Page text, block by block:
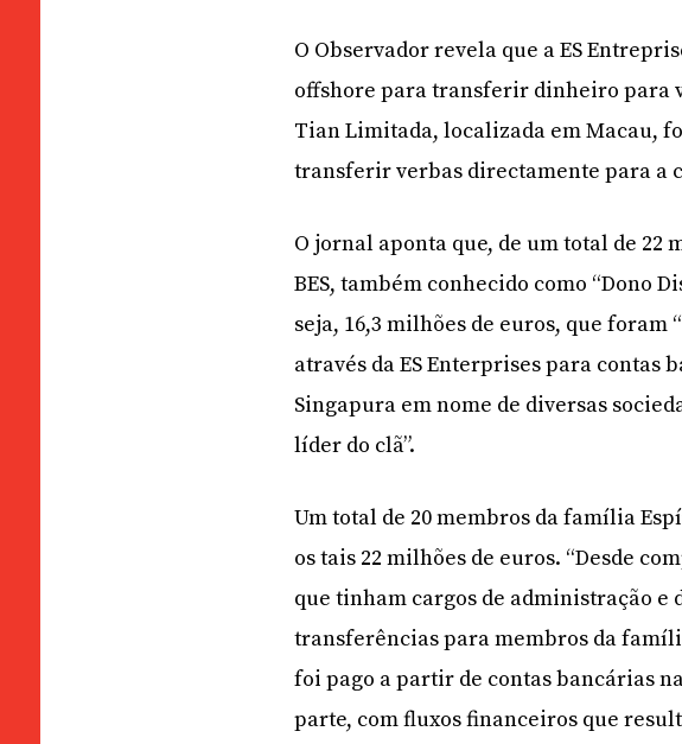
O Observador revela que a ES
offshore para transferir dinheiro para
Tian Limitada, localizada em Macau,
transferir verbas directamente para a
O jornal aponta que, de um total de 22
BES, também conhecido como “Dono
seja, 16,3 milhões de euros, que
através da ES Enterprises para contas
Singapura em nome de diversas
líder do clã”.
Um total de 20 membros da família
os tais 22 milhões de euros. “Desde
que tinham cargos de administração e
transferências para membros da
foi pago a partir de contas bancárias
parte, com fluxos financeiros que